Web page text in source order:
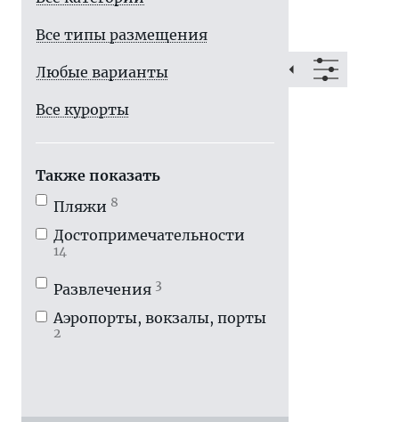
Все типы размещения
Любые варианты
Все курорты
Также показать
Пляжи 8
Достопримечатель­ности
14
Развлечения 3
Аэропорты, вокзалы, порты
2